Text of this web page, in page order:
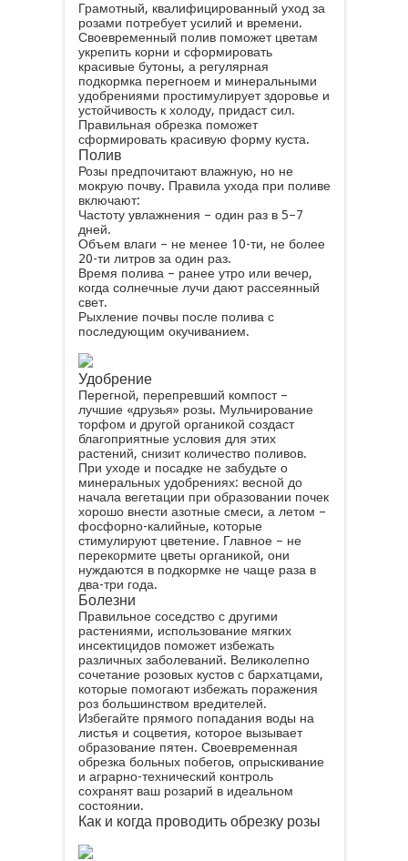
Грамотный, квалифицированный уход за
розами потребует усилий и времени.
Своевременный полив поможет цветам
укрепить корни и сформировать
красивые бутоны, а регулярная
подкормка перегноем и минеральными
удобрениями простимулирует здоровье и
устойчивость к холоду, придаст сил.
Правильная обрезка поможет
сформировать красивую форму куста.
Полив
Розы предпочитают влажную, но не
мокрую почву. Правила ухода при поливе
включают:
Частоту увлажнения – один раз в 5–7
дней.
Объем влаги – не менее 10-ти, не более
20-ти литров за один раз.
Время полива – ранее утро или вечер,
когда солнечные лучи дают рассеянный
свет.
Рыхление почвы после полива с
последующим окучиванием.
Удобрение
Перегной, перепревший компост –
лучшие «друзья» розы. Мульчирование
торфом и другой органикой создаст
благоприятные условия для этих
растений, снизит количество поливов.
При уходе и посадке не забудьте о
минеральных удобрениях: весной до
начала вегетации при образовании почек
хорошо внести азотные смеси, а летом –
фосфорно-калийные, которые
стимулируют цветение. Главное – не
перекормите цветы органикой, они
нуждаются в подкормке не чаще раза в
два-три года.
Болезни
Правильное соседство с другими
растениями, использование мягких
инсектицидов поможет избежать
различных заболеваний. Великолепно
сочетание розовых кустов с бархатцами,
которые помогают избежать поражения
роз большинством вредителей.
Избегайте прямого попадания воды на
листья и соцветия, которое вызывает
образование пятен. Своевременная
обрезка больных побегов, опрыскивание
и аграрно-технический контроль
сохранят ваш розарий в идеальном
состоянии.
Как и когда проводить обрезку розы